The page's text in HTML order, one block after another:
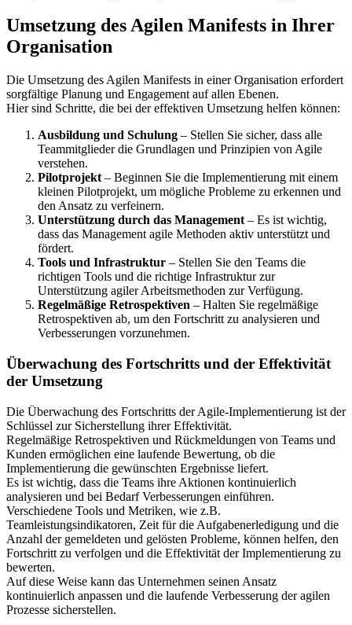
Umsetzung des Agilen Manifests in Ihrer
Organisation
Die Umsetzung des Agilen Manifests in einer Organisation erfordert
sorgfältige Planung und Engagement auf allen Ebenen.
Hier sind Schritte, die bei der effektiven Umsetzung helfen können:
Ausbildung und Schulung – Stellen Sie sicher, dass alle
Teammitglieder die Grundlagen und Prinzipien von Agile
verstehen.
Pilotprojekt – Beginnen Sie die Implementierung mit einem
kleinen Pilotprojekt, um mögliche Probleme zu erkennen und
den Ansatz zu verfeinern.
Unterstützung durch das Management – Es ist wichtig,
dass das Management agile Methoden aktiv unterstützt und
fördert.
Tools und Infrastruktur – Stellen Sie den Teams die
richtigen Tools und die richtige Infrastruktur zur
Unterstützung agiler Arbeitsmethoden zur Verfügung.
Regelmäßige Retrospektiven – Halten Sie regelmäßige
Retrospektiven ab, um den Fortschritt zu analysieren und
Verbesserungen vorzunehmen.
Überwachung des Fortschritts und der Effektivität
der Umsetzung
Die Überwachung des Fortschritts der Agile-Implementierung ist der
Schlüssel zur Sicherstellung ihrer Effektivität.
Regelmäßige Retrospektiven und Rückmeldungen von Teams und
Kunden ermöglichen eine laufende Bewertung, ob die
Implementierung die gewünschten Ergebnisse liefert.
Es ist wichtig, dass die Teams ihre Aktionen kontinuierlich
analysieren und bei Bedarf Verbesserungen einführen.
Verschiedene Tools und Metriken, wie z.B.
Teamleistungsindikatoren, Zeit für die Aufgabenerledigung und die
Anzahl der gemeldeten und gelösten Probleme, können helfen, den
Fortschritt zu verfolgen und die Effektivität der Implementierung zu
bewerten.
Auf diese Weise kann das Unternehmen seinen Ansatz
kontinuierlich anpassen und die laufende Verbesserung der agilen
Prozesse sicherstellen.